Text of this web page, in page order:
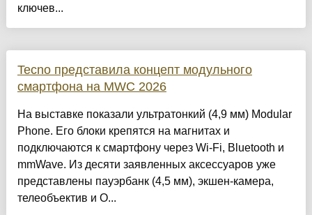
ключев...
Tecno представила концепт модульного
смартфона на MWC 2026
На выставке показали ультратонкий (4,9 мм) Modular
Phone. Его блоки крепятся на магнитах и
подключаются к смартфону через Wi‑Fi, Bluetooth и
mmWave. Из десяти заявленных аксессуаров уже
представлены пауэрбанк (4,5 мм), экшен-камера,
телеобъектив и O...